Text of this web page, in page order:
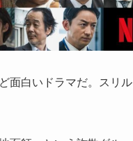
面白いドラマだ。スリ